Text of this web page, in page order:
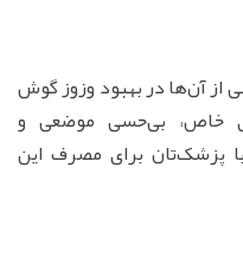
از آن‌ها در بهبود وزوز گوش
خاص، بی‌حسی موضعی و
پزشک‌تان برای مصرف این